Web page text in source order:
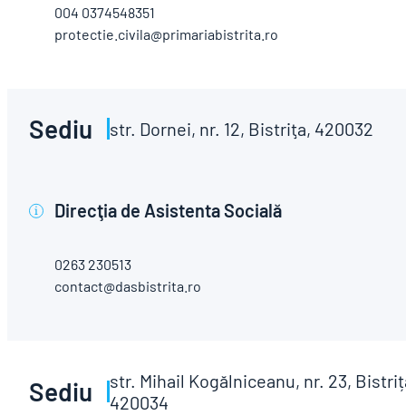
004 0374548351
protectie.civila@primariabistrita.ro
Sediu str. Dornei, nr. 12, Bistriţa, 420032
i Direcţia de Asistenta Socială
0263 230513
contact@dasbistrita.ro
Sediu
str. Mihail Kogălniceanu, nr. 23,
420034